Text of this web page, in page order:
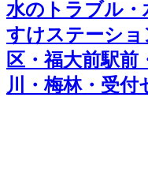
水のトラブル・
すけステーショ
区・福大前駅前
川・梅林・受付